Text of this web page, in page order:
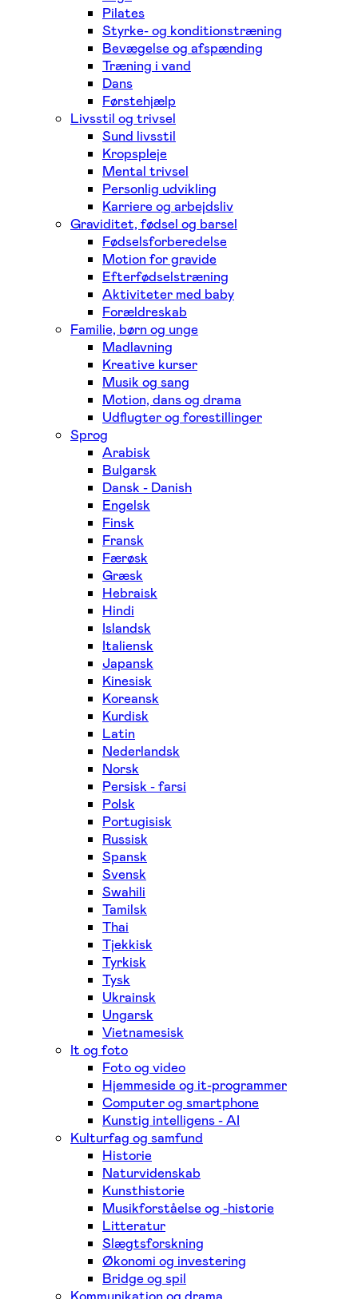
Pilates
Styrke- og konditionstræning
Bevægelse og afspænding
Træning i vand
Dans
Førstehjælp
Livsstil og trivsel
Sund livsstil
Kropspleje
Mental trivsel
Personlig udvikling
Karriere og arbejdsliv
Graviditet, fødsel og barsel
Fødselsforberedelse
Motion for gravide
Efterfødselstræning
Aktiviteter med baby
Forældreskab
Familie, børn og unge
Madlavning
Kreative kurser
Musik og sang
Motion, dans og drama
Udflugter og forestillinger
Sprog
Arabisk
Bulgarsk
Dansk - Danish
Engelsk
Finsk
Fransk
Færøsk
Græsk
Hebraisk
Hindi
Islandsk
Italiensk
Japansk
Kinesisk
Koreansk
Kurdisk
Latin
Nederlandsk
Norsk
Persisk - farsi
Polsk
Portugisisk
Russisk
Spansk
Svensk
Swahili
Tamilsk
Thai
Tjekkisk
Tyrkisk
Tysk
Ukrainsk
Ungarsk
Vietnamesisk
It og foto
Foto og video
Hjemmeside og it-programmer
Computer og smartphone
Kunstig intelligens - AI
Kulturfag og samfund
Historie
Naturvidenskab
Kunsthistorie
Musikforståelse og -historie
Litteratur
Slægtsforskning
Økonomi og investering
Bridge og spil